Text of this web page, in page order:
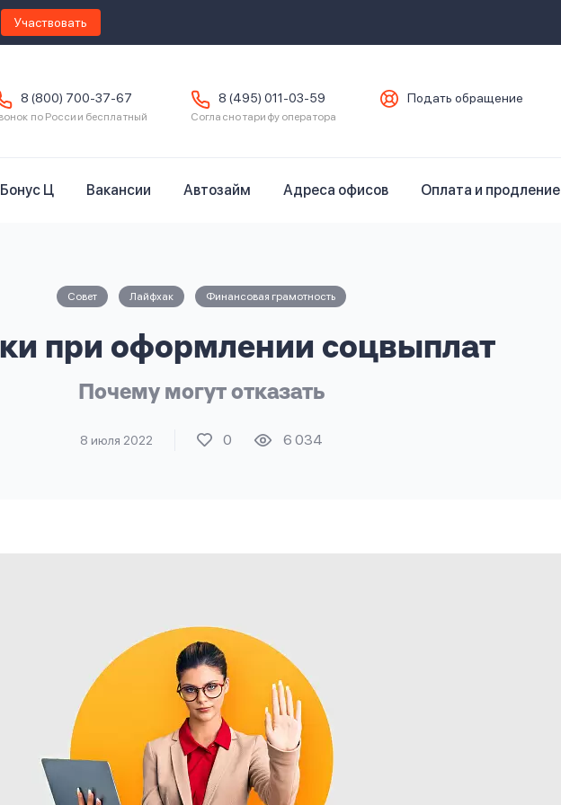
Участвовать
8 (800) 700-37-67
по России бесплатный
8 (495) 011-03-59
Согласно тарифу оператора
Подать обращение
Бонус Ц Вакансии Автозайм Адреса офисов Оплата и продление
Совет Лайфхак Финансовая грамотность
при оформлении соцвыплат
Почему могут отказать
8 июля 2022 0 6 034